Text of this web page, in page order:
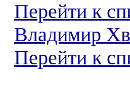
Перейти к
Владимир
Перейти к